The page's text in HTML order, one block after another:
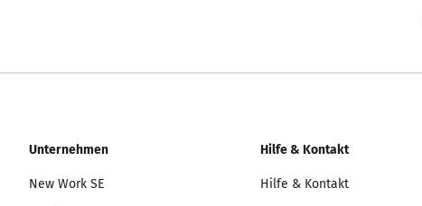
Unternehmen
New Work SE
Hilfe & Kontakt
Hilfe & Kontakt